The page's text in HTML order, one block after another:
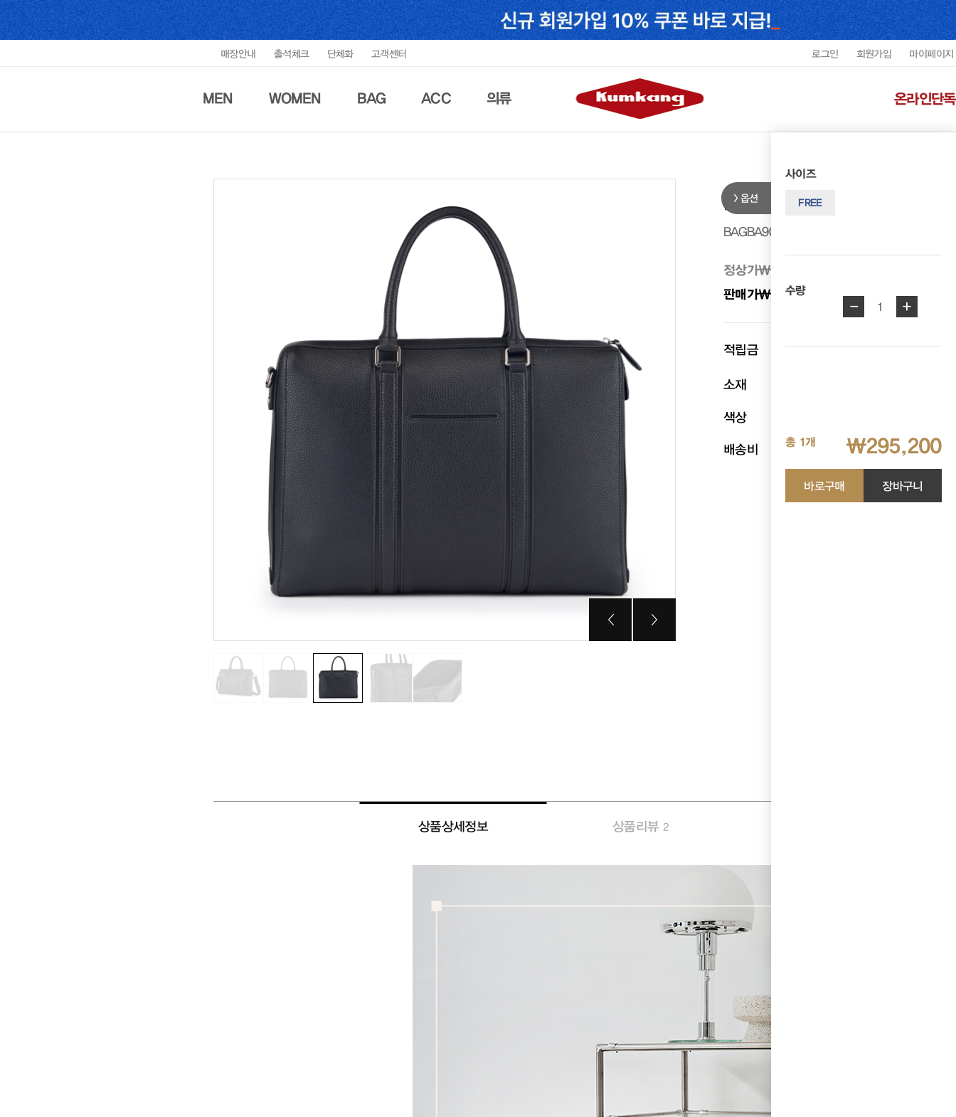
매장안내 출석체크 단체화 고객센터 로그인 회원가입 마이페이지
MEN WOMEN BAG ACC 의류 온라인단독
옵션
사이즈
FREE
수량
- 1 +
총 1개 ₩295,200
바로구매 장바구니
리갈 남성 서류가방
BAGBA9001MREGF1
정상가₩ 328,000
판매가₩ 295,200 10%
적립금 p 14,760
소재
색상
배송비 무료배송
상품상세정보 상품리뷰 2